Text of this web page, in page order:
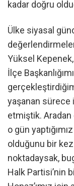
kadar doğru
Ülke siyasal
Yüksel
İlçe
yaşanan sürece
etmiştik.
o gün
olduğunu bir
noktadaysak,
Halk Partisi’nin